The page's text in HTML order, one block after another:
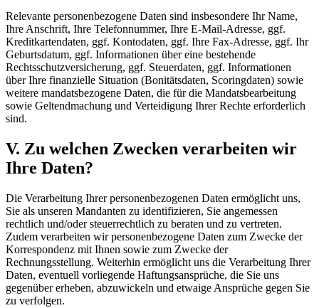
Relevante personenbezogene Daten sind insbesondere Ihr Name,
Ihre Anschrift, Ihre Telefonnummer, Ihre E-Mail-Adresse, ggf.
Kreditkartendaten, ggf. Kontodaten, ggf. Ihre Fax-Adresse, ggf. Ihr
Geburtsdatum, ggf. Informationen über eine bestehende
Rechtsschutzversicherung, ggf. Steuerdaten, ggf. Informationen
über Ihre finanzielle Situation (Bonitätsdaten, Scoringdaten) sowie
weitere mandatsbezogene Daten, die für die Mandatsbearbeitung
sowie Geltendmachung und Verteidigung Ihrer Rechte erforderlich
sind.
V. Zu welchen Zwecken verarbeiten wir
Ihre Daten?
Die Verarbeitung Ihrer personenbezogenen Daten ermöglicht uns,
Sie als unseren Mandanten zu identifizieren, Sie angemessen
rechtlich und/oder steuerrechtlich zu beraten und zu vertreten.
Zudem verarbeiten wir personenbezogene Daten zum Zwecke der
Korrespondenz mit Ihnen sowie zum Zwecke der
Rechnungsstellung. Weiterhin ermöglicht uns die Verarbeitung Ihrer
Daten, eventuell vorliegende Haftungsansprüche, die Sie uns
gegenüber erheben, abzuwickeln und etwaige Ansprüche gegen Sie
zu verfolgen.